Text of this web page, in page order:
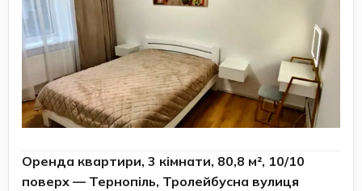
Оренда квартири, 3 кімнати, 80,8 м², 10/10
поверх — Тернопіль, Тролейбусна вулиця